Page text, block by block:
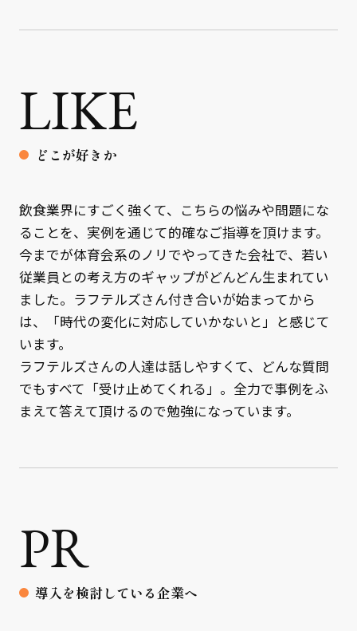
LIKE
どこが好きか
飲食業界にすごく強くて、こちらの悩みや問題にな
ることを、実例を通じて的確なご指導を頂けます。
今までが体育会系のノリでやってきた会社で、若い
従業員との考え方のギャップがどんどん生まれてい
ました。ラフテルズさん付き合いが始まってから
は、「時代の変化に対応していかないと」と感じて
います。
ラフテルズさんの人達は話しやすくて、どんな質問
でもすべて「受け止めてくれる」。全力で事例をふ
まえて答えて頂けるので勉強になっています。
PR
導入を検討している企業へ